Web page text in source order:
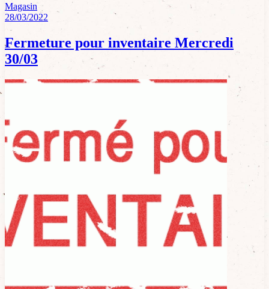
Magasin
28/03/2022
Fermeture pour inventaire Mercredi
30/03